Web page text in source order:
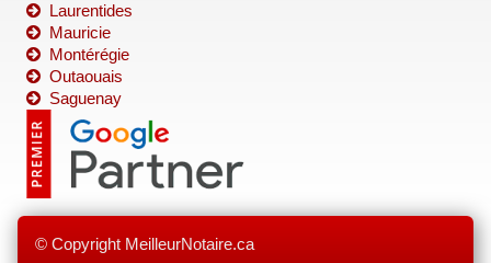
Laurentides
Mauricie
Montérégie
Outaouais
Saguenay
© Copyright MeilleurNotaire.ca